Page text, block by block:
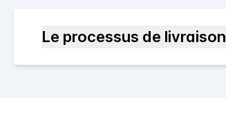
Le processus de livraison